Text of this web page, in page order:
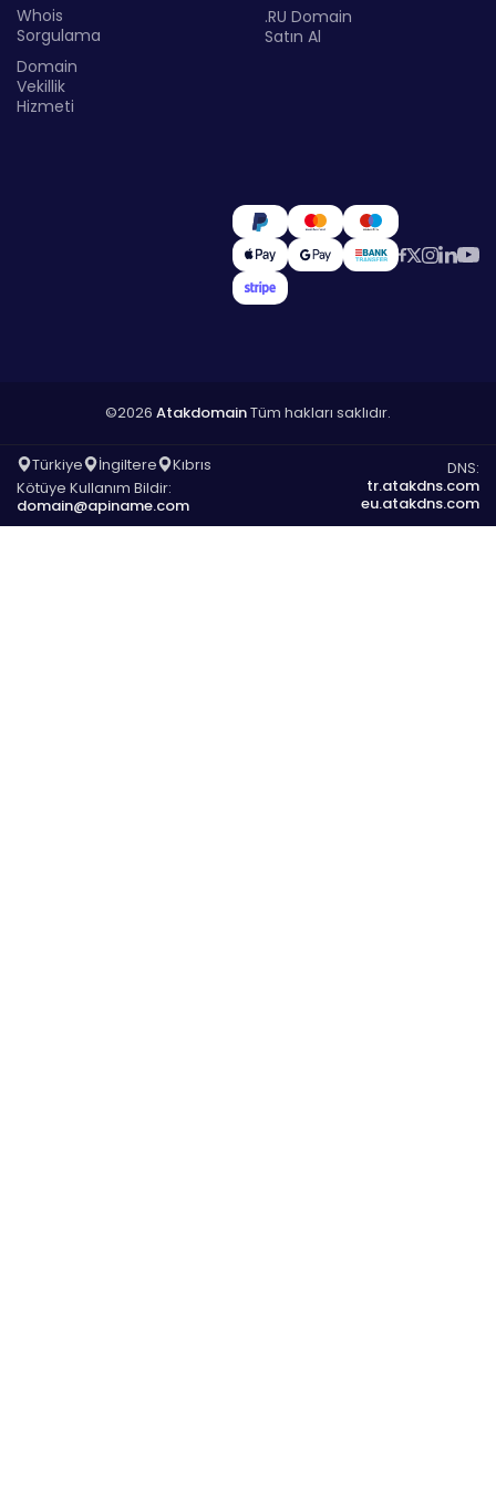
Whois
Sorgulama
Domain
Vekillik
Hizmeti
.RU Domain
Satın Al
©2026 AtakdomainTüm hakları saklıdır.
Türkiye İngiltere
Kıbrıs
Kötüye Kullanım Bildir:
domain@apiname.com
DNS:
tr.atakdns.com
eu.atakdns.com